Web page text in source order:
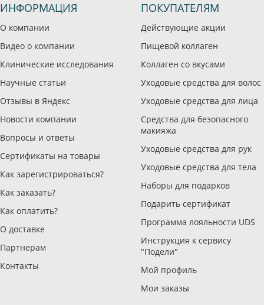
ИНФОРМАЦИЯ
О компании
Видео о компании
Клинические исследования
Научные статьи
Отзывы в Яндекс
Новости компании
Вопросы и ответы
Сертификаты на товары
Как зарегистрироваться?
Как заказать?
Как оплатить?
О доставке
Партнерам
Контакты
ПОКУПАТЕЛЯМ
Действующие акции
Пищевой коллаген
Коллаген со вкусами
Уходовые средства для волос
Уходовые средства для лица
Средства для безопасного
макияжа
Уходовые средства для рук
Уходовые средства для тела
Наборы для подарков
Подарить сертификат
Программа лояльности UDS
Инструкция к сервису
"Подели"
Мой профиль
Мои заказы